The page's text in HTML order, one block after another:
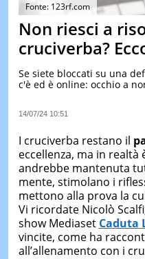
Fonte: 123rf.com
Non riesci a
cruciverba?
Se siete bloccati su una
c'è ed è online: occhio a
14/07/24 10:51
I cruciverba restano il
eccellenza, ma in realtà
andrebbe mantenuta
mente, stimolano i
mettono alla prova la
Vi ricordate Nicolò
show Mediaset Caduta
vincite, come ha
all’allenamento con i